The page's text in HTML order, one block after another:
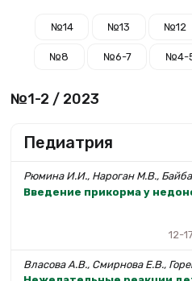
№14 №13 №12
№8 №6-7 №4-
№1-2 / 2023
Педиатрия
Рюмина И.И., Нароган М.В.,
Введение прикорма у
12-
Власова А.В., Смирнова Е.В.,